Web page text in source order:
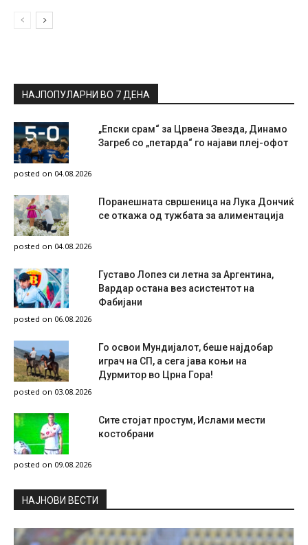
НАЈПОПУЛАРНИ ВО 7 ДЕНА
„Епски срам“ за Црвена Звезда, Динамо
Загреб со „петарда“ го најави плеј-офот
posted on 04.08.2026
Поранешната свршеница на Лука Дончиќ
се откажа од тужбата за алиментација
posted on 04.08.2026
Густаво Лопез си летна за Аргентина,
Вардар остана вез асистентот на
Фабијани
posted on 06.08.2026
Го освои Мундијалот, беше најдобар
играч на СП, а сега јава коњи на
Дурмитор во Црна Гора!
posted on 03.08.2026
Сите стојат простум, Ислами мести
костобрани
posted on 09.08.2026
НAЈНОВИ ВЕСТИ